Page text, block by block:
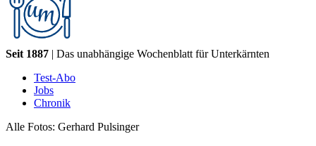
Seit 1887 | Das unabhängige Wochenblatt für Unterkärnten
Test-Abo
Jobs
Chronik
Alle Fotos: Gerhard Pulsinger